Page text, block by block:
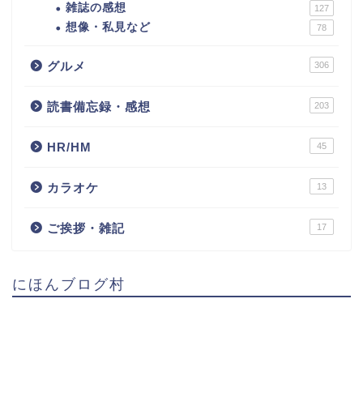
雑誌の感想 127
想像・私見など 78
グルメ 306
読書備忘録・感想 203
HR/HM 45
カラオケ 13
ご挨拶・雑記 17
にほんブログ村